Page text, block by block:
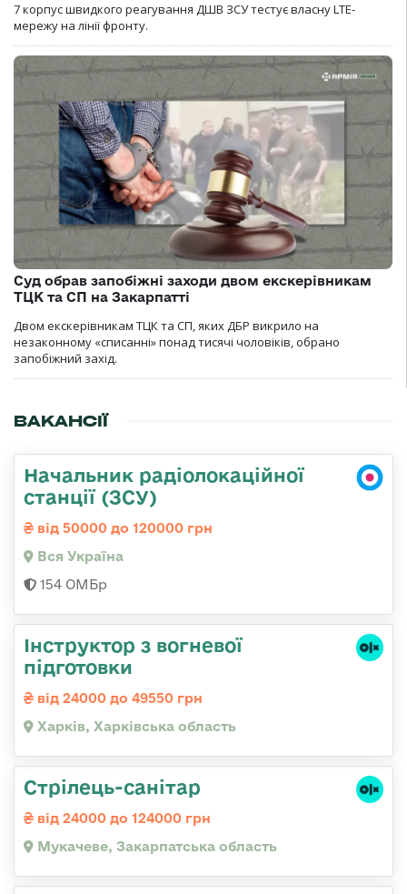
7 корпус швидкого реагування ДШВ ЗСУ тестує власну LTE-
мережу на лінії фронту.
Суд обрав запобіжні заходи двом екскерівникам
ТЦК та СП на Закарпатті
Двом екскерівникам ТЦК та СП, яких ДБР викрило на
незаконному «списанні» понад тисячі чоловіків, обрано
запобіжний захід.
ВАКАНСІЇ
Начальник радіолокаційної
станції (ЗСУ)
від 50000 до 120000 грн
Вся Україна
154 ОМБр
Інструктор з вогневої
підготовки
від 24000 до 49550 грн
Харків, Харківська область
Стрілець-санітар
від 24000 до 124000 грн
Мукачеве, Закарпатська область